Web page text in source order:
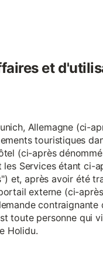
et
Allemagne (ci-
touristiques
(ci-après
Services étant
et, après avoir été
externe (ci-
toute personne qui
Holidu.